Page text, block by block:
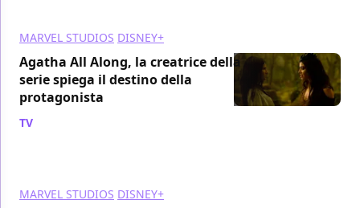
MARVEL STUDIOS DISNEY+
Agatha All Along, la creatrice della
serie spiega il destino della
protagonista
TV
MARVEL STUDIOS DISNEY+